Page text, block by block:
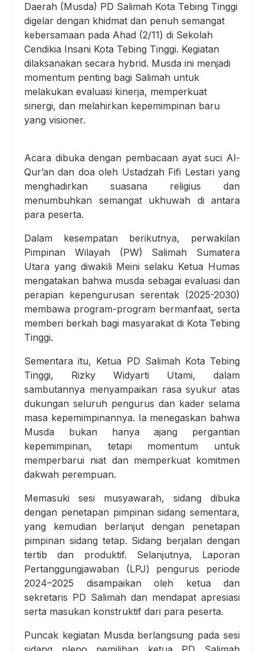
Daerah (Musda) PD Salimah Kota Tebing Tinggi
digelar dengan khidmat dan penuh semangat
kebersamaan pada Ahad (2/11) di Sekolah
Cendikia Insani Kota Tebing Tinggi. Kegiatan
dilaksanakan secara hybrid. Musda ini menjadi
momentum penting bagi Salimah untuk
melakukan evaluasi kinerja, memperkuat
sinergi, dan melahirkan kepemimpinan baru
yang visioner.
Acara dibuka dengan pembacaan ayat suci Al-
Qur’an dan doa oleh Ustadzah Fifi Lestari yang
menghadirkan suasana religius dan
menumbuhkan semangat ukhuwah di antara
para peserta.
Dalam kesempatan berikutnya, perwakilan
Pimpinan Wilayah (PW) Salimah Sumatera
Utara yang diwakili Meini selaku Ketua Humas
mengatakan bahwa musda sebagai evaluasi dan
perapian kepengurusan serentak (2025-2030)
membawa program-program bermanfaat, serta
memberi berkah bagi masyarakat di Kota Tebing
Tinggi.
Sementara itu, Ketua PD Salimah Kota Tebing
Tinggi, Rizky Widyarti Utami, dalam
sambutannya menyampaikan rasa syukur atas
dukungan seluruh pengurus dan kader selama
masa kepemimpinannya. Ia menegaskan bahwa
Musda bukan hanya ajang pergantian
kepemimpinan, tetapi momentum untuk
memperbarui niat dan memperkuat komitmen
dakwah perempuan.
Memasuki sesi musyawarah, sidang dibuka
dengan penetapan pimpinan sidang sementara,
yang kemudian berlanjut dengan penetapan
pimpinan sidang tetap. Sidang berjalan dengan
tertib dan produktif. Selanjutnya, Laporan
Pertanggungjawaban (LPJ) pengurus periode
2024–2025 disampaikan oleh ketua dan
sekretaris PD Salimah dan mendapat apresiasi
serta masukan konstruktif dari para peserta.
Puncak kegiatan Musda berlangsung pada sesi